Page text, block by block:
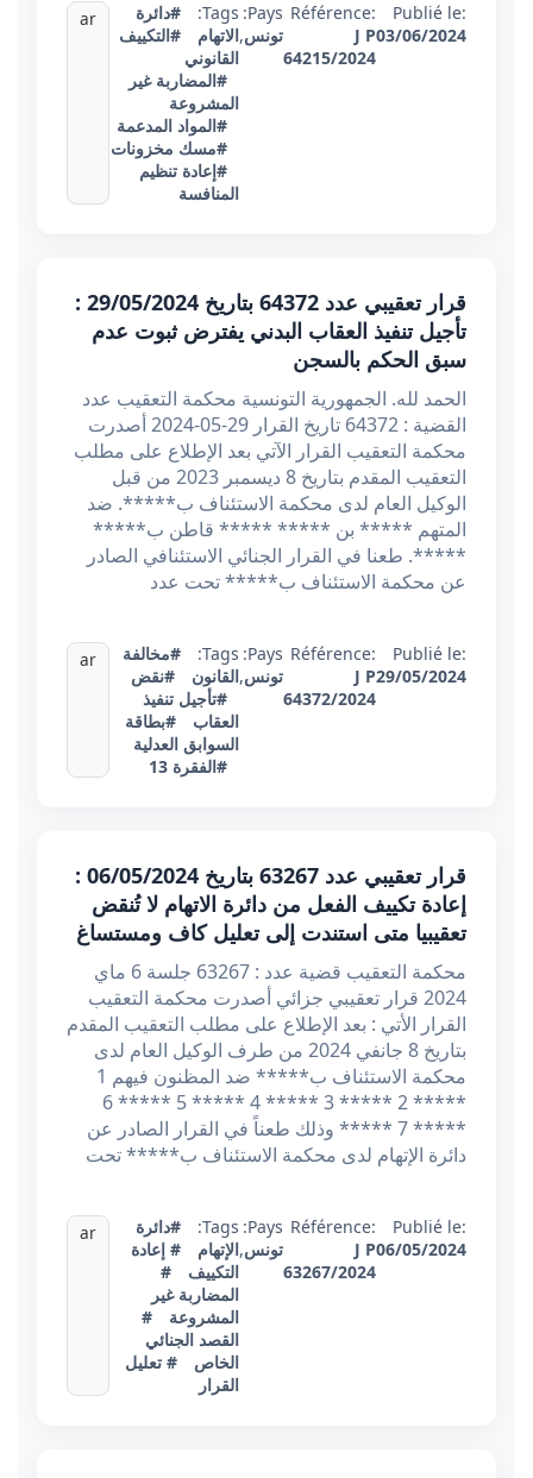
Publié le:
03/06/2024
Référence:
J P
64215/2024
Pays:
تونس,
Tags:
#دائرة
الاتهام
#التكييف
القانوني
#المضاربة غير
المشروعة
#المواد المدعمة
#مسك مخزونات
#إعادة تنظيم
المنافسة
ar
قرار تعقيبي عدد 64372 بتاريخ 29/05/2024 :
تأجيل تنفيذ العقاب البدني يفترض ثبوت عدم
سبق الحكم بالسجن
الحمد لله. الجمهورية التونسية محكمة التعقيب عدد
القضية : 64372 تاريخ القرار 29-05-2024 أصدرت
محكمة التعقيب القرار الآتي بعد الإطلاع على مطلب
التعقيب المقدم بتاريخ 8 ديسمبر 2023 من قبل
الوكيل العام لدى محكمة الاستئناف ب*****. ضد
المتهم ***** بن ***** ***** قاطن ب*****
*****. طعنا في القرار الجنائي الاستئنافي الصادر
عن محكمة الاستئناف ب***** تحت عدد
Publié le:
29/05/2024
Référence:
J P
64372/2024
Pays:
تونس,
Tags:
#مخالفة
القانون
#نقض
#تأجيل تنفيذ
العقاب
#بطاقة
السوابق العدلية
#الفقرة 13
ar
قرار تعقيبي عدد 63267 بتاريخ 06/05/2024 :
إعادة تكييف الفعل من دائرة الاتهام لا تُنقض
تعقيبيا متى استندت إلى تعليل كاف ومستساغ
محكمة التعقيب قضية عدد : 63267 جلسة 6 ماي
2024 قرار تعقيبي جزائي أصدرت محكمة التعقيب
القرار الأتي : بعد الإطلاع على مطلب التعقيب المقدم
بتاريخ 8 جانفي 2024 من طرف الوكيل العام لدى
محكمة الاستئناف ب***** ضد المظنون فيهم 1
***** 2 ***** 3 ***** 4 ***** 5 ***** 6
***** 7 ***** وذلك طعناً في القرار الصادر عن
دائرة الإتهام لدى محكمة الاستئناف ب***** تحت
Publié le:
06/05/2024
Référence:
J P
63267/2024
Pays:
تونس,
Tags:
#دائرة
الإتهام
# إعادة
التكييف
#
المضاربة غير
المشروعة
#
القصد الجنائي
الخاص
# تعليل
القرار
ar